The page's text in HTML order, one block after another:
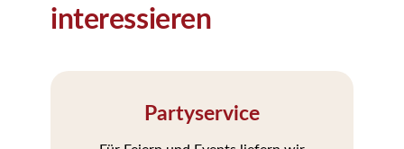
interessieren
Partyservice